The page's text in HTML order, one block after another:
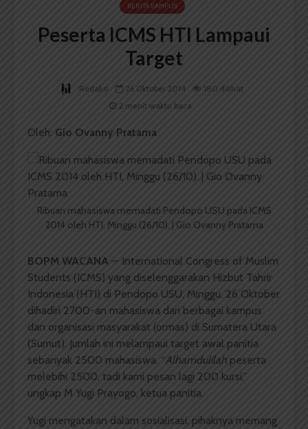
BERITA KAMPUS
Peserta ICMS HTI Lampaui
Target
Redaksi 26 Oktober 2014
180 dilihat
2 menit waktu baca
Oleh: Gio Ovanny Pratama
Ribuan mahasiswa memadati Pendopo USU pada ICMS
2014 oleh HTI, Minggu (26/10). | Gio Ovanny Pratama
BOPM WACANA — International Congress of Muslim
Students (ICMS) yang diselenggarakan Hizbut Tahrir
Indonesia (HTI) di Pendopo USU, Minggu, 26 Oktober
dihadiri 2700-an mahasiswa dari berbagai kampus
dan organisasi masyarakat (ormas) di Sumatera Utara
(Sumut). Jumlah ini melampaui target awal panitia
sebanyak 2500 mahasiswa. “Alhamdulilah peserta
melebihi 2500, tadi kami pesan lagi 200 kursi,”
ungkap M Yugi Prayogo, ketua panitia.
Yugi mengatakan dalam sosialisasi, pihaknya memang